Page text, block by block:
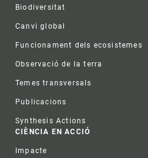
Biodiversitat
Canvi global
Funcionament dels ecosistemes
Observació de la terra
Temes transversals
Publicacions
Synthesis Actions
CIÈNCIA EN ACCIÓ
Impacte